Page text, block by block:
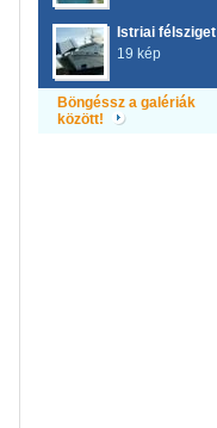
Istriai félsziget
19 kép
Böngéssz a galériák
között!